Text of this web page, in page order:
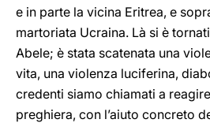
e in parte la vicina Eritrea, e
martoriata Ucraina. Là si è
Abele; è stata scatenata una
vita, una violenza luciferina,
credenti siamo chiamati a
preghiera, con l’aiuto concreto